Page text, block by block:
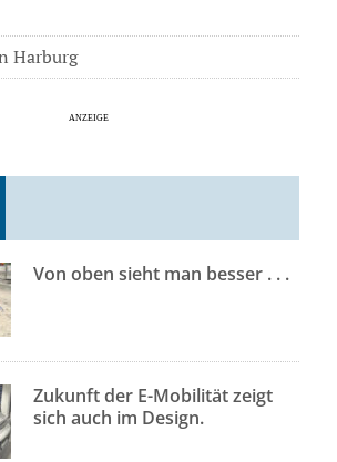
Harburg
Von oben sieht man besser . . .
Zukunft der E-Mobilität zeigt
sich auch im Design.